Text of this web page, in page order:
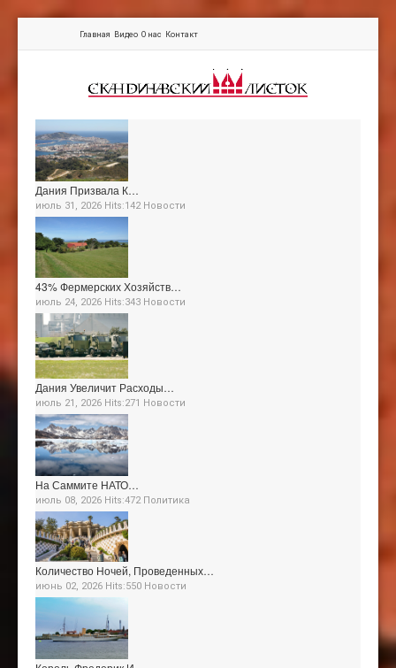
Главная Видео О нас Контакт
Дания Призвала К…
июль 31, 2026 Hits:142 Новости
43% Фермерских Хозяйств…
июль 24, 2026 Hits:343 Новости
Дания Увеличит Расходы…
июль 21, 2026 Hits:271 Новости
На Саммите НАТО…
июль 08, 2026 Hits:472 Политика
Количество Ночей, Проведенных…
июнь 02, 2026 Hits:550 Новости